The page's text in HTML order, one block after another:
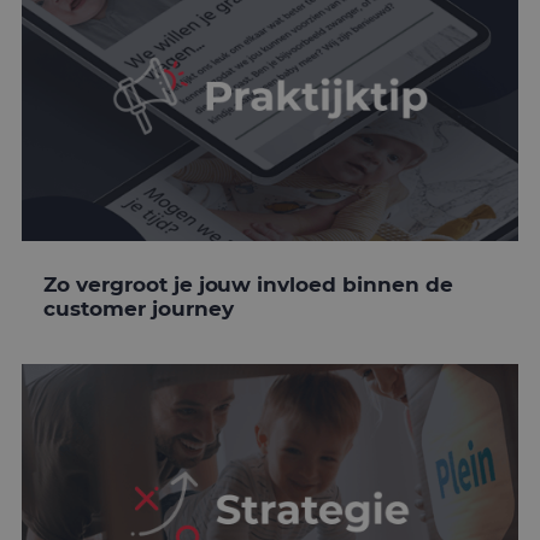
Zo vergroot je jouw invloed binnen de
customer journey